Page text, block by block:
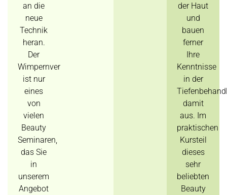
an die
neue
Technik
heran.
Der
Wimpernverängerungskurs
ist nur
eines
von
vielen
Beauty
Seminaren,
das Sie
in
unserem
Angebot
der Haut
und
bauen
ferner
Ihre
Kenntnisse
in der
damit
aus. Im
praktischen
Kursteil
dieses
sehr
beliebten
Beauty